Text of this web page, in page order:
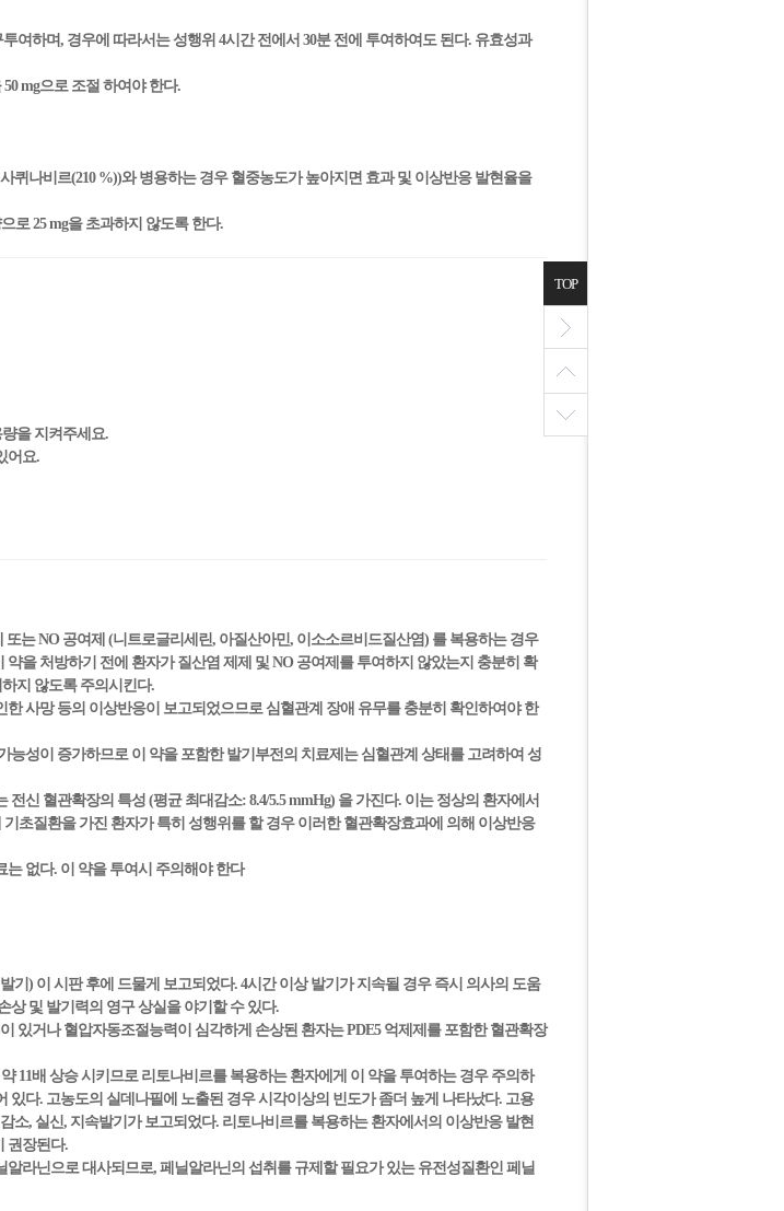
여하며, 경우에 따라서는 성행위 4시간 전에서 30분 전에 투여하여도 된다. 유효성과
mg으로 조절 하여야 한다.
퀴나비르(210 %))와 병용하는 경우 혈중농도가 높아지면 효과 및 이상반응 발현율을
로 25 mg을 초과하지 않도록 한다.
을 지켜주세요.
어요.
는 NO 공여제 (니트로글리세린, 아질산아민, 이소소르비드질산염) 를 복용하는 경우
을 처방하기 전에 환자가 질산염 제제 및 NO 공여제를 투여하지 않았는지 충분히 확
지 않도록 주의시킨다.
사망 등의 이상반응이 보고되었으므로 심혈관계 장애 유무를 충분히 확인하여야 한
성이 증가하므로 이 약을 포함한 발기부전의 치료제는 심혈관계 상태를 고려하여 성
신 혈관확장의 특성 (평균 최대감소: 8.4/5.5 mmHg) 을 가진다. 이는 정상의 환자에서
초질환을 가진 환자가 특히 성행위를 할 경우 이러한 혈관확장효과에 의해 이상반응
없다. 이 약을 투여시 주의해야 한다
기) 이 시판 후에 드물게 보고되었다. 4시간 이상 발기가 지속될 경우 즉시 의사의 도움
상 및 발기력의 영구 상실을 야기할 수 있다.
있거나 혈압자동조절능력이 심각하게 손상된 환자는 PDE5 억제제를 포함한 혈관확장
11배 상승 시키므로 리토나비르를 복용하는 환자에게 이 약을 투여하는 경우 주의하
다. 고농도의 실데나필에 노출된 경우 시각이상의 빈도가 좀더 높게 나타났다. 고용
소, 실신, 지속발기가 보고되었다. 리토나비르를 복용하는 환자에서의 이상반응 발현
권장된다.
라닌으로 대사되므로, 페닐알라닌의 섭취를 규제할 필요가 있는 유전성질환인 페닐
TOP